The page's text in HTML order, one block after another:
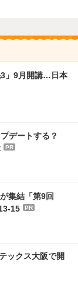
3」9月開講…日本
プデートする？
PR
集結「第9回
15
PR
ックス大阪で開